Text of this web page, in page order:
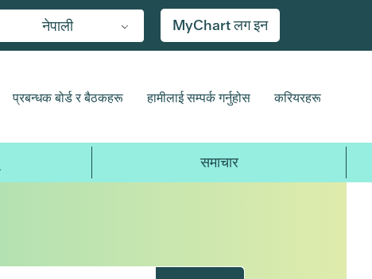
नेपाली MyChart लग इन
प्रबन्धक बोर्ड र बैठकहरू हामीलाई सम्पर्क गर्नुहोस करियरहरू
समाचार